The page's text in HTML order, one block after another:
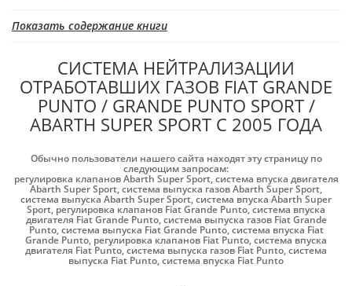
Показать содержание книги
СИСТЕМА НЕЙТРАЛИЗАЦИИ
ОТРАБОТАВШИХ ГАЗОВ FIAT GRANDE
PUNTO / GRANDE PUNTO SPORT /
ABARTH SUPER SPORT С 2005 ГОДА
Обычно пользователи нашего сайта находят эту страницу по
следующим запросам:
регулировка клапанов Abarth Super Sport,система впуска двигателя
Abarth Super Sport,система выпуска газов Abarth Super Sport,
система выпуска Abarth Super Sport,система впуска Abarth Super
Sport, регулировка клапанов Fiat Grande Punto,система впуска
двигателя Fiat Grande Punto,система выпуска газов Fiat Grande
Punto,система выпуска Fiat Grande Punto,система впуска Fiat
Grande Punto, регулировка клапанов Fiat Punto,система впуска
двигателя Fiat Punto,система выпуска газов Fiat Punto,система
выпуска Fiat Punto,система впуска Fiat Punto